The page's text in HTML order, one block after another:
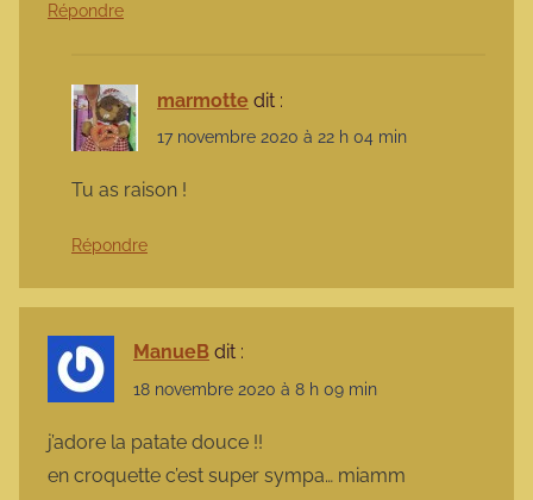
Répondre
marmotte dit :
17 novembre 2020 à 22 h 04 min
Tu as raison !
Répondre
ManueB dit :
18 novembre 2020 à 8 h 09 min
j’adore la patate douce !!
en croquette c’est super sympa… miamm